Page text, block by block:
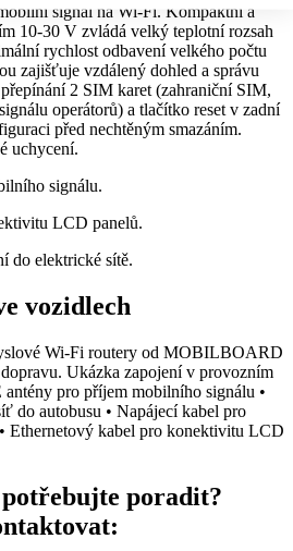
signál na Wi-Fi. Kompaktní a
10-30 V zvládá velký teplotní rozsah
rychlost odbavení velkého počtu
zajišťuje vzdálený dohled a správu
2 SIM karet (zahraniční SIM,
operátorů) a tlačítko reset v zadní
před nechtěným smazáním.
uchycení.
signálu.
LCD panelů.
do elektrické sítě.
vozidlech
Wi-Fi routery od MOBILBOARD
Ukázka zapojení v provozním
pro příjem mobilního signálu •
do autobusu • Napájecí kabel pro
Ethernetový kabel pro konektivitu LCD
poradit?